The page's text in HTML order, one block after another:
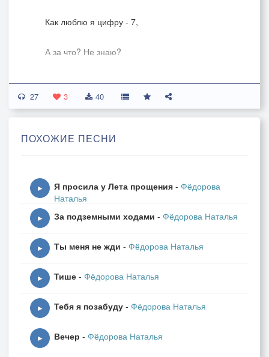
Как люблю я цифру - 7,
А за что? Не знаю?
Я – 7-мейный человек -
Радость да её подруги...
7-мильными шагами
Бегаю по кругу…
27 3 40
ПОХОЖИЕ ПЕСНИ
▶ Я просила у Лета прощения - Фёдорова
Наталья
▶ За подземными ходами - Фёдорова Наталья
▶ Ты меня не жди - Фёдорова Наталья
▶ Тише - Фёдорова Наталья
▶ Тебя я позабуду - Фёдорова Наталья
▶ Вечер - Фёдорова Наталья